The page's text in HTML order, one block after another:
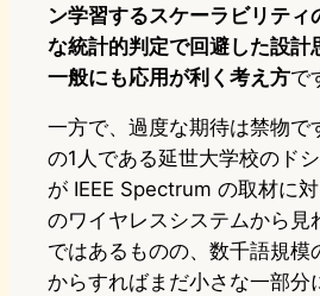
ン学習するスケーラビリティ
な統計的判定で回避した設計
一般にも応用が利く考え方で
一方で、過度な期待は禁物で
の1人である延世大学校のド
が IEEE Spectrum の取材に
のワイヤレスシステムから見
ではあるものの、数千語規模
からすればまだ小さな一部分